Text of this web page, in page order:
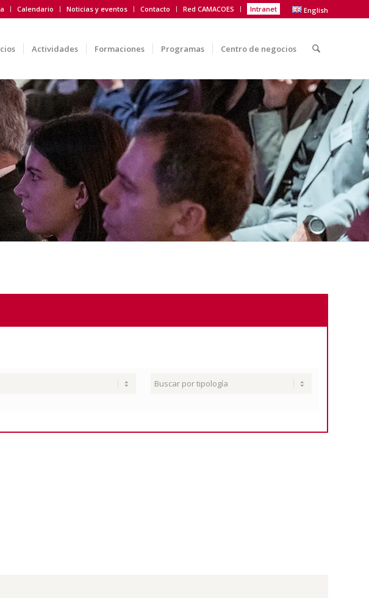
Calendario Noticias y eventos Contacto Red CAMACOES Intranet English
Actividades Formaciones Programas Centro de negocios